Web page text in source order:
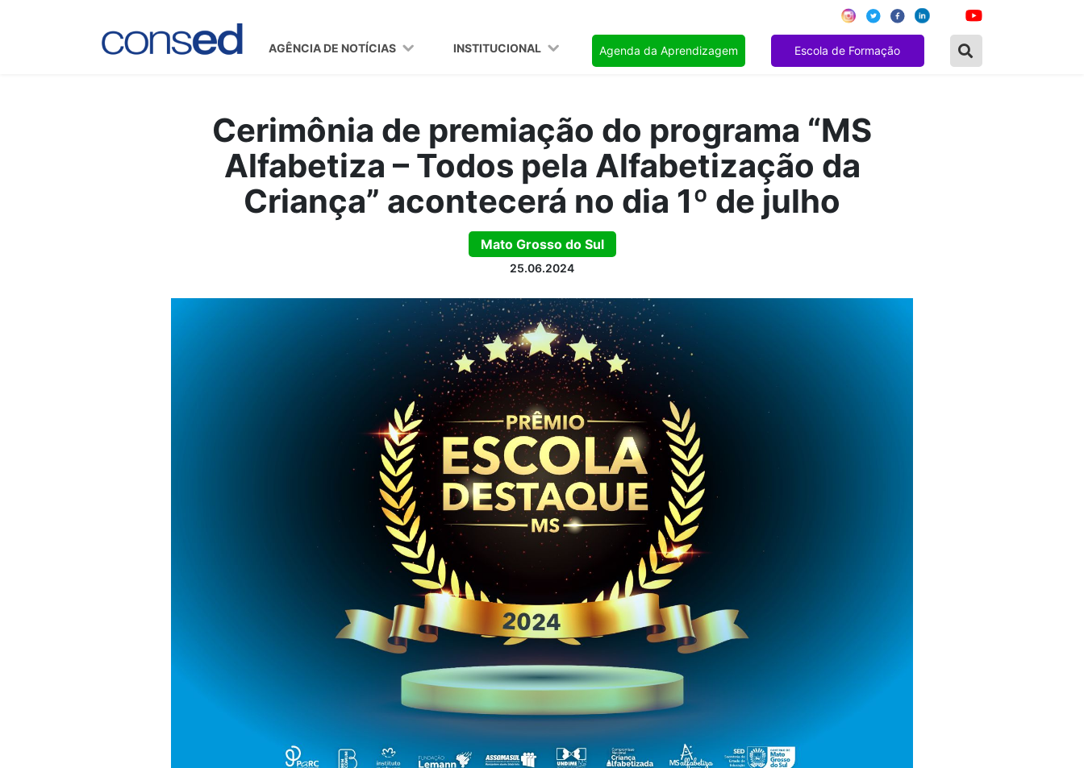
AGÊNCIA DE NOTÍCIAS INSTITUCIONAL Agenda da Aprendizagem Escola de Formação
Cerimônia de premiação do programa “MS
Alfabetiza – Todos pela Alfabetização da
Criança” acontecerá no dia 1º de julho
Mato Grosso do Sul
25.06.2024